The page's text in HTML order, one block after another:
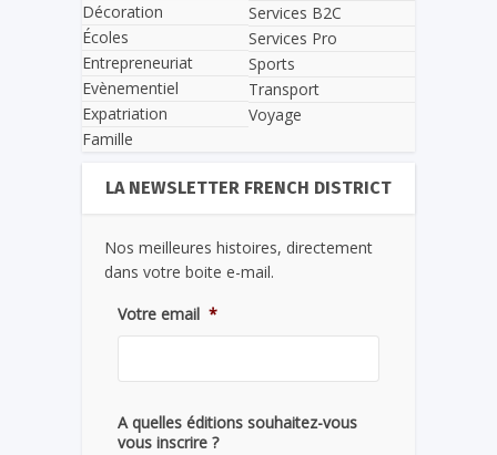
Décoration
Écoles
Entrepreneuriat
Evènementiel
Expatriation
Famille
Services B2C
Services Pro
Sports
Transport
Voyage
LA NEWSLETTER FRENCH DISTRICT
Nos meilleures histoires, directement
dans votre boite e-mail.
Votre email *
A quelles éditions souhaitez-vous
vous inscrire ?